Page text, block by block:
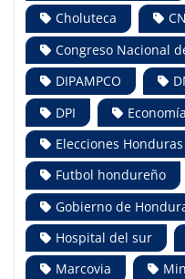
Choluteca
Congreso Nacional
DIPAMPCO
DPI
Economía
Elecciones
Futbol hondureño
Gobierno de
Hospital del sur
Marcovia